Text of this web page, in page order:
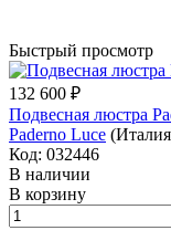
Быстрый просмотр
132 600 ₽
Подвесная люстра
Paderno Luce
Код: 032446
В наличии
В корзину